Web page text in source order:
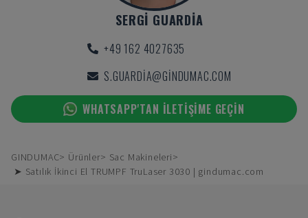
SERGI GUARDIA
+49 162 4027635
S.GUARDIA@GINDUMAC.COM
WHATSAPP'TAN ILETIŞIME GEÇIN
GINDUMAC Ürünler
Sac Makineleri
➤ Satılık İkinci El TRUMPF TruLaser 3030 | gindumac.com